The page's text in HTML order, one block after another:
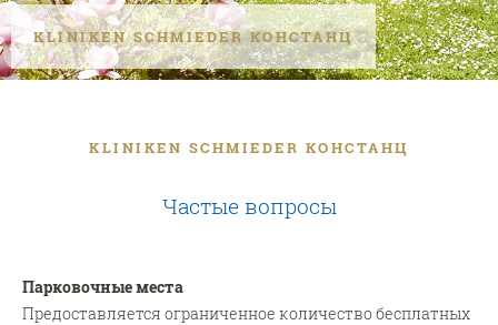
KLINIKEN SCHMIEDER КОНСТАНЦ
KLINIKEN SCHMIEDER КОНСТАНЦ
Частые вопросы
Парковочные места
Предоставляется ограниченное количество бесплатных